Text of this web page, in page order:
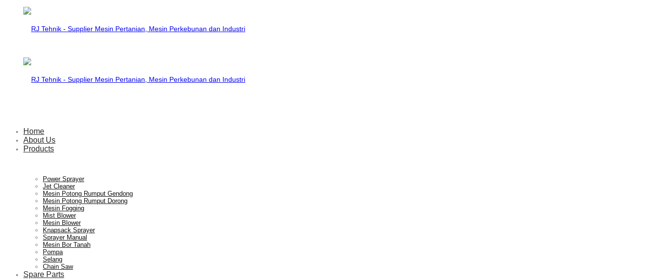
Supplier
Mesin
Supplier
Home
About Us
Products
Power Sprayer
Jet Cleaner
Mesin Potong Rumput Gendong
Mesin Potong Rumput Dorong
Mesin Fogging
Mist Blower
Mesin Blower
Knapsack Sprayer
Sprayer Manual
Mesin Bor Tanah
Pompa
Selang
Chain Saw
Spare Parts